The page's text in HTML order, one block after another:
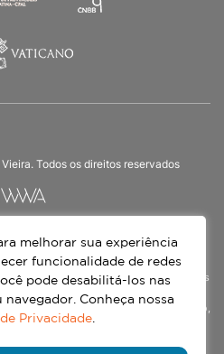
Todos os direitos reservados
Jesuíta de Educação, tendo as suas
da espiritualidade inaciana – marca da
1500 unidades de ensino, espalhadas
alunos da Educação Infantil à 3ª série do
vespertino, além do Ensino Médio Noturno,
para Jovens.
melhorar sua experiência
funcionalidade de redes
pode desabilitá-los nas
Conheça nossa
Privacidade.